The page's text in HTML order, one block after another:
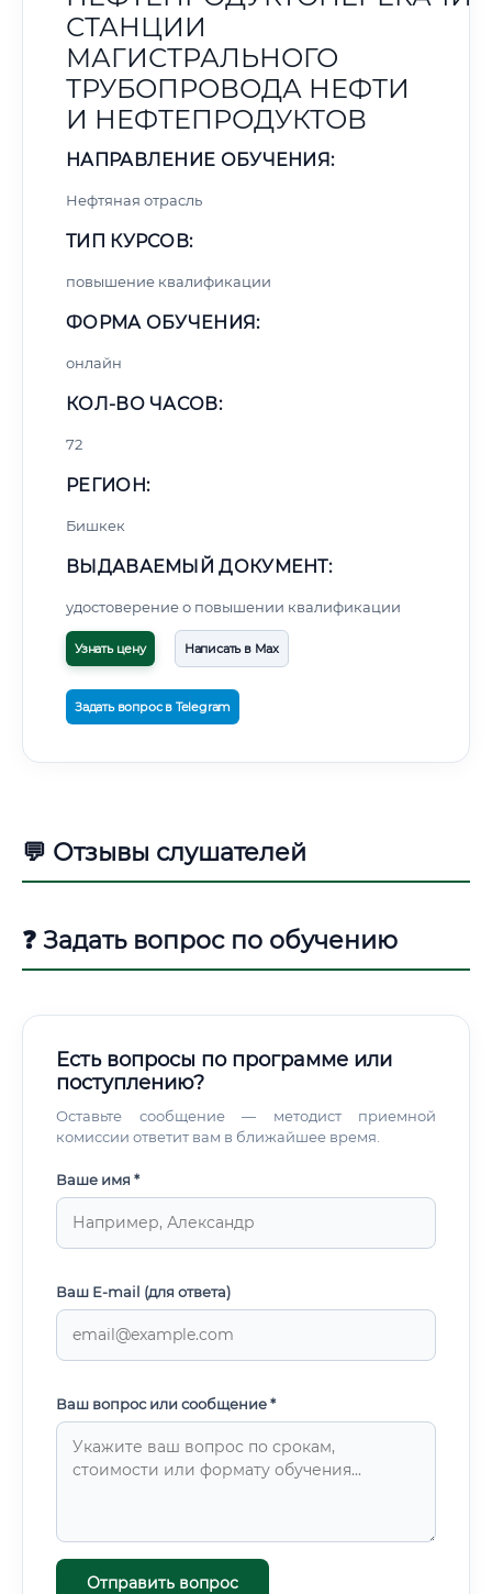
СТАНЦИИ
МАГИСТРАЛЬНОГО
ТРУБОПРОВОДА НЕФТИ
И НЕФТЕПРОДУКТОВ
НАПРАВЛЕНИЕ ОБУЧЕНИЯ:
Нефтяная отрасль
ТИП КУРСОВ:
повышение квалификации
ФОРМА ОБУЧЕНИЯ:
онлайн
КОЛ-ВО ЧАСОВ:
72
РЕГИОН:
Бишкек
ВЫДАВАЕМЫЙ ДОКУМЕНТ:
удостоверение о повышении квалификации
Узнать цену Написать в Max
Задать вопрос в Telegram
💬 Отзывы слушателей
❓ Задать вопрос по обучению
Есть вопросы по программе или
поступлению?
Оставьте сообщение — методист приемной
комиссии ответит вам в ближайшее время.
Ваше имя *
Ваш E-mail (для ответа)
Ваш вопрос или сообщение *
Отправить вопрос